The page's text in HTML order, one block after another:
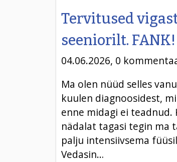
Tervitused
seeniorilt. FANK!
04.06.2026, 0
Ma olen nüüd selles
kuulen diagnoosidest,
enne midagi ei teadnud.
nädalat tagasi tegin ma
palju intensiivsema
Vedasin…